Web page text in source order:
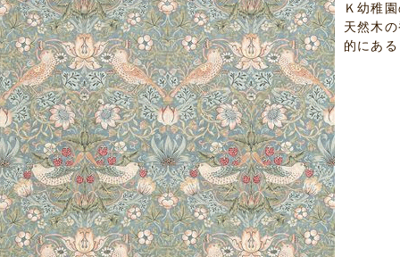
Ｋ幼稚
天然木
的にあ